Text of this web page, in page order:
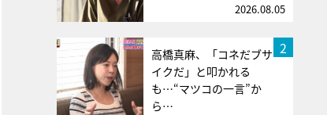
2026.08.05
2
高橋真麻、「コネだブサ
イクだ」と叩かれる
も…“マツコの一言”か
ら…